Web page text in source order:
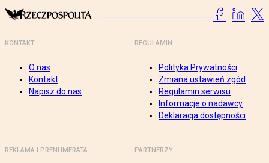
KONTAKT
O nas
Kontakt
Napisz do nas
REGULAMIN
Polityka Prywatności
Zmiana ustawień zgód
Regulamin serwisu
Informacje o nadawcy
Deklaracja dostępności
REKLAMA I PRENUMERATA PARTNERZY